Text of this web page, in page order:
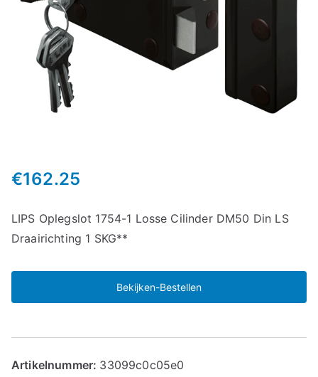
€162.25
LIPS Oplegslot 1754-1 Losse Cilinder DM50 Din LS
Draairichting 1 SKG**
Bekijken-Bestellen
Artikelnummer: 33099c0c05e0